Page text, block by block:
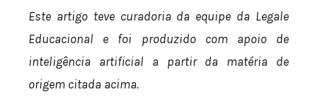
Este artigo teve curadoria da equipe da Legale
Educacional e foi produzido com apoio de
inteligência artificial a partir da matéria de
origem citada acima.